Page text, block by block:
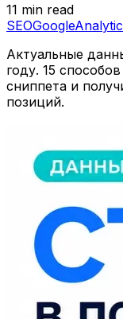
11 min read
SEOGoogle
Актуальные
году. 15
сниппета и
позиций.